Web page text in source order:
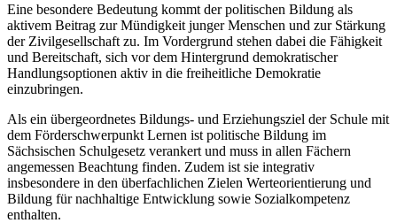
Eine besondere Bedeutung kommt der politischen Bildung als
aktivem Beitrag zur Mündigkeit junger Menschen und zur Stärkung
der Zivilgesellschaft zu. Im Vordergrund stehen dabei die Fähigkeit
und Bereitschaft, sich vor dem Hintergrund demokratischer
Handlungsoptionen aktiv in die freiheitliche Demokratie
einzubringen.
Als ein übergeordnetes Bildungs- und Erziehungsziel der Schule mit
dem Förderschwerpunkt Lernen ist politische Bildung im
Sächsischen Schulgesetz verankert und muss in allen Fächern
angemessen Beachtung finden. Zudem ist sie integrativ
insbesondere in den überfachlichen Zielen Werteorientierung und
Bildung für nachhaltige Entwicklung sowie Sozialkompetenz
enthalten.